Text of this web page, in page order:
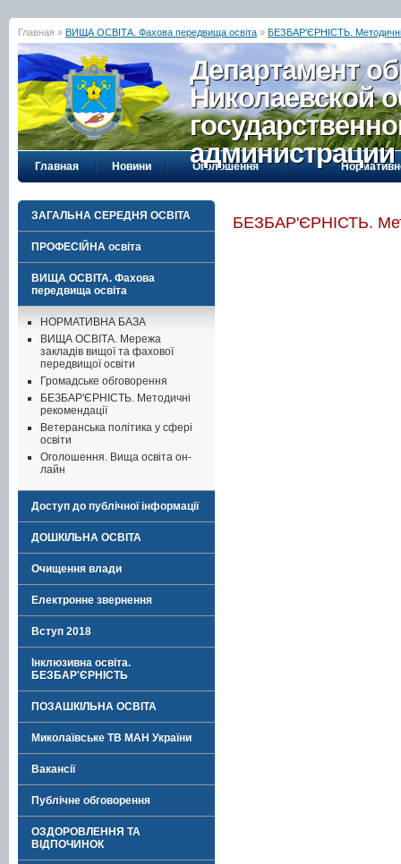
Главная » ВИЩА ОСВІТА. Фахова передвища освіта » БЕЗБАР'ЄРНІСТЬ. Методичні
Департамент
Николаевской
администрации
Главная Новини Оголошення
ЗАГАЛЬНА СЕРЕДНЯ ОСВІТА
ПРОФЕСІЙНА освіта
ВИЩА ОСВІТА. Фахова
передвища освіта
НОРМАТИВНА БАЗА
ВИЩА ОСВІТА. Мережа
закладів вищої та фахової
передвищої освіти
Громадське обговорення
БЕЗБАР'ЄРНІСТЬ. Методичні
рекомендації
Ветеранська політика у сфері
освіти
Оголошення. Вища освіта он-
лайн
Доступ до публічної інформації
ДОШКІЛЬНА ОСВІТА
Очищення влади
Електронне звернення
Вступ 2018
Інклюзивна освіта.
БЕЗБАР'ЄРНІСТЬ
ПОЗАШКІЛЬНА ОСВІТА
Миколаївське ТВ МАН України
Вакансії
Публічне обговорення
ОЗДОРОВЛЕННЯ ТА
ВІДПОЧИНОК
БЕЗБАР'ЄРНІСТЬ.